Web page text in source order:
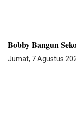
Bobby Bangun
Jumat, 7 Agustus